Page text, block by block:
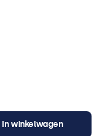
In winkelwagen